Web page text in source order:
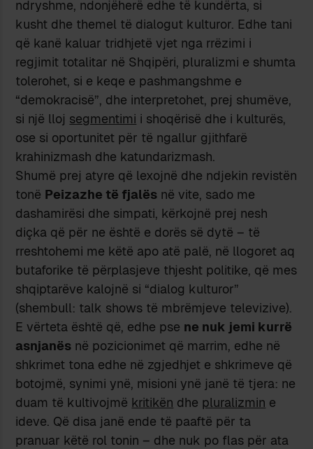
ndryshme, ndonjëherë edhe të kundërta, si
kusht dhe themel të dialogut kulturor. Edhe tani
që kanë kaluar tridhjetë vjet nga rrëzimi i
regjimit totalitar në Shqipëri, pluralizmi e shumta
tolerohet, si e keqe e pashmangshme e
“demokracisë”, dhe interpretohet, prej shumëve,
si një lloj segmentimi i shoqërisë dhe i kulturës,
ose si oportunitet për të ngallur gjithfarë
krahinizmash dhe katundarizmash.
Shumë prej atyre që lexojnë dhe ndjekin revistën
tonë Peizazhe të fjalës në vite, sado me
dashamirësi dhe simpati, kërkojnë prej nesh
diçka që për ne është e dorës së dytë – të
rreshtohemi me këtë apo atë palë, në llogoret aq
butaforike të përplasjeve thjesht politike, që mes
shqiptarëve kalojnë si “dialog kulturor”
(shembull: talk shows të mbrëmjeve televizive).
E vërteta është që, edhe pse ne nuk jemi kurrë
asnjanës në pozicionimet që marrim, edhe në
shkrimet tona edhe në zgjedhjet e shkrimeve që
botojmë, synimi ynë, misioni ynë janë të tjera: ne
duam të kultivojmë kritikën dhe pluralizmin e
ideve. Që disa janë ende të paaftë për ta
pranuar këtë rol tonin – dhe nuk po flas për ata